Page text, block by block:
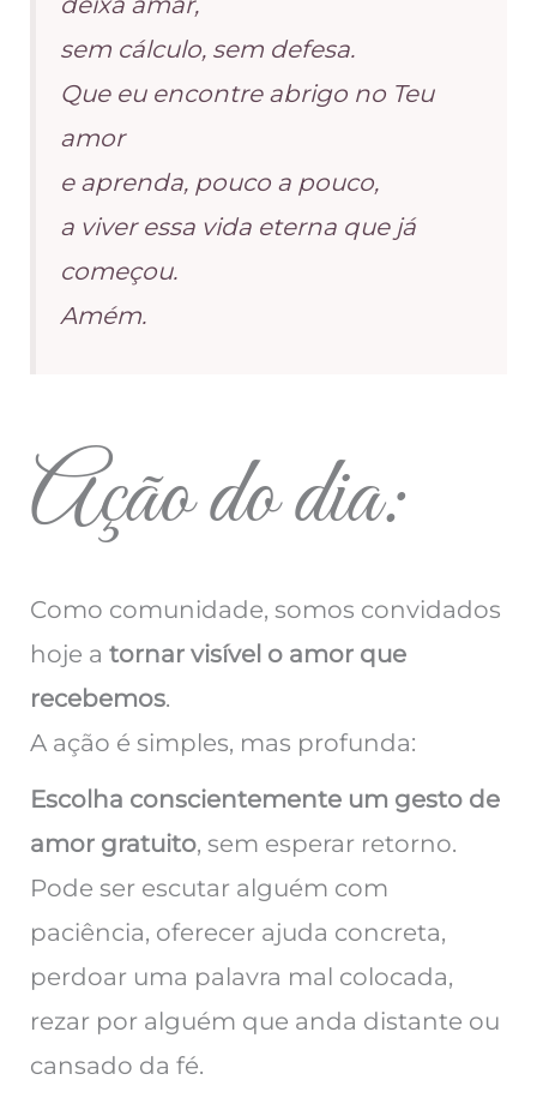
sem cálculo, sem defesa.
Que eu encontre abrigo no Teu
amor
e aprenda, pouco a pouco,
a viver essa vida eterna que já
começou.
Amém.
Ação do dia:
Como comunidade, somos convidados
hoje atornar visível o amor que
recebemos.
A ação é simples, mas profunda:
Escolha conscientemente um gesto de
amor gratuito, sem esperar retorno.
Pode ser escutar alguém com
paciência, oferecer ajuda concreta,
perdoar uma palavra mal colocada,
rezar por alguém que anda distante ou
cansado da fé.